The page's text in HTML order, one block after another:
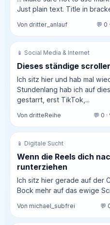
Just plain text. Title in
Von dritter_anlauf 💬 0
📱 Social Media & Internet
Dieses ständige
Ich sitz hier und hab mal
Stundenlang hab ich auf
gestarrt, erst TikTok,...
Von dritteReihe 💬 0
📱 Digitale Sucht
Wenn die Reels dich
runterziehen
Ich sitz hier gerade auf der
Bock mehr auf das ewige
Von michael_subfrei 💬